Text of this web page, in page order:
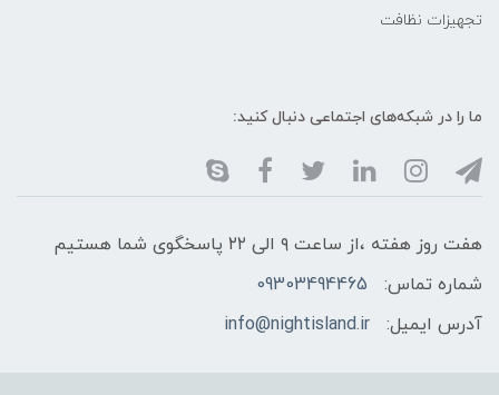
تجهیزات نظافت
ما را در شبکه‌های اجتماعی دنبال کنید:
هفت روز هفته ،از ساعت ۹ الی ۲۲ پاسخگوی شما هستیم
شماره تماس:
09303494465
آدرس ایمیل:
info@nightisland.ir